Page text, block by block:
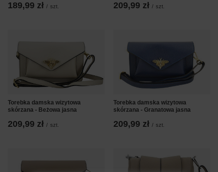
189,99 zł / szt. 209,99 zł / szt.
Torebka damska wizytowa
skórzana - Beżowa jasna
209,99 zł / szt.
Torebka damska wizytowa
skórzana - Granatowa jasna
209,99 zł / szt.